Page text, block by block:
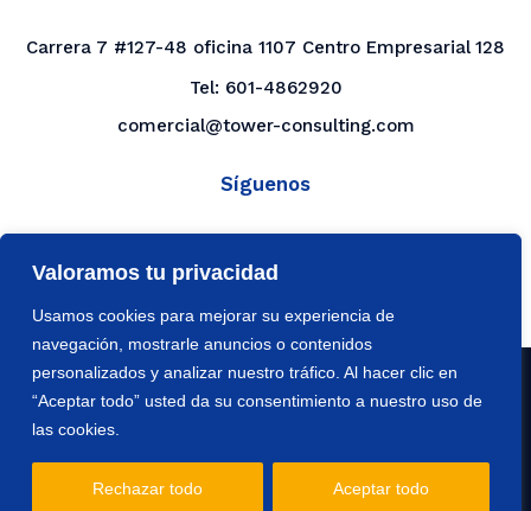
Valoramos tu privacidad
Usamos cookies para mejorar su experiencia de
navegación, mostrarle anuncios o contenidos
personalizados y analizar nuestro tráfico. Al hacer clic en
“Aceptar todo” usted da su consentimiento a nuestro uso de
las cookies.
Rechazar todo Aceptar todo
Carrera 7 #127-48 oficina 1107 Centro Empresarial 128
Tel: 601-4862920
comercial@tower-consulting.com
Síguenos
YouTube
© 2026 Tower Consulting Worldwide S.A.S.
Desarrollado por 20S